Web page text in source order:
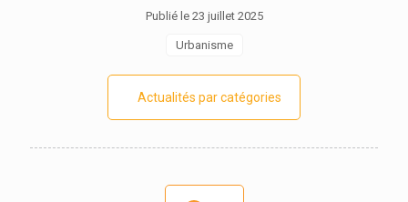
Publié le 23 juillet 2025
Urbanisme
Actualités par catégories